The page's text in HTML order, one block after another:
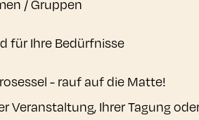
/ Gruppen
für Ihre Bedürfnisse
- rauf auf die Matte!
Veranstaltung, Ihrer Tagung